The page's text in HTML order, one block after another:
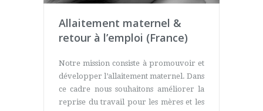
Allaitement maternel &
retour à l’emploi (France)
Notre mission consiste à promouvoir et
développer l’allaitement maternel. Dans
ce cadre nous souhaitons améliorer la
reprise du travail pour les mères et les